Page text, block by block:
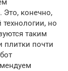
конечно,
но
таким
плитки почти